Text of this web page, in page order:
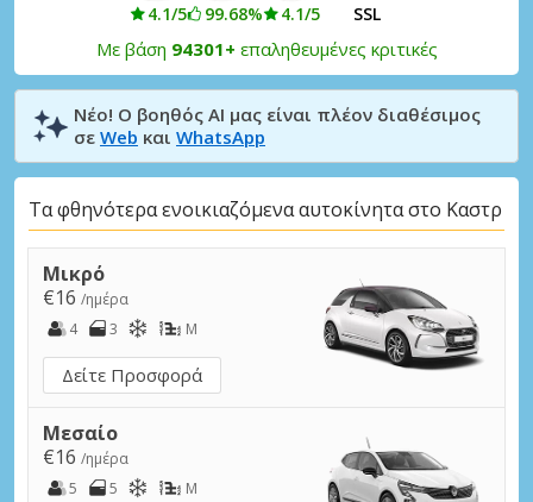
4.1/5 99.68% 4.1/5 SSL
Με βάση 94301+ επαληθευμένες κριτικές
Νέο! Ο βοηθός AI μας είναι πλέον διαθέσιμος
σε Web και WhatsApp
Τα φθηνότερα ενοικιαζόμενα αυτοκίνητα στο Καστρ
Μικρό
€16 /ημέρα
4
3 M
Δείτε Προσφορά
Μεσαίο
€16 /ημέρα
5
5 M